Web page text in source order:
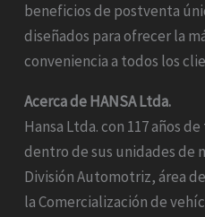
beneficios de postventa
diseñados para ofrecer la
conveniencia a todos los
Acerca de HANSA Ltda.
Hansa Ltda. con 117 años
dentro de sus unidades de
División Automotriz, área
la Comercialización de